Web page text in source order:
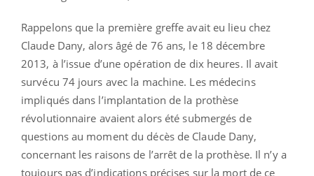
Rappelons que la première greffe avait eu lieu chez
Claude Dany, alors âgé de 76 ans, le 18 décembre
2013, à l’issue d’une opération de dix heures. Il avait
survécu 74 jours avec la machine. Les médecins
impliqués dans l’implantation de la prothèse
révolutionnaire avaient alors été submergés de
questions au moment du décès de Claude Dany,
concernant les raisons de l’arrêt de la prothèse. Il n’y a
toujours pas d’indications précises sur la mort de ce